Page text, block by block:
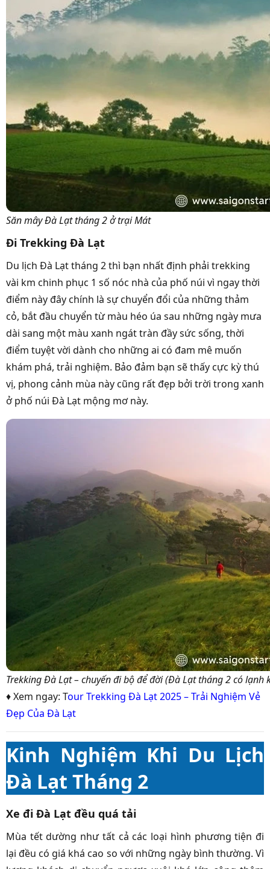
Săn mây Đà Lạt tháng 2 ở trại Mát
Đi Trekking Đà Lạt
Du lịch Đà Lạt tháng 2 thì bạn nhất định phải trekking
vài km chinh phục 1 số nóc nhà của phố núi vì ngay thời
điểm này đây chính là sự chuyển đổi của những thảm
cỏ, bắt đầu chuyển từ màu héo úa sau những ngày mưa
dài sang một màu xanh ngát tràn đầy sức sống, thời
điểm tuyệt vời dành cho những ai có đam mê muốn
khám phá, trải nghiệm. Bảo đảm bạn sẽ thấy cực kỳ thú
vị, phong cảnh mùa này cũng rất đẹp bởi trời trong xanh
ở phố núi Đà Lạt mộng mơ này.
Trekking Đà Lạt – chuyến đi bộ để đời (Đà Lạt tháng 2 có lạnh
♦ Xem ngay: Tour Trekking Đà Lạt 2025 – Trải Nghiệm Vẻ
Đẹp Của Đà Lạt
Kinh Nghiệm Khi Du Lịch
Đà Lạt Tháng 2
Xe đi Đà Lạt đều quá tải
Mùa tết dường như tất cả các loại hình phương tiện đi
lại đều có giá khá cao so với những ngày bình thường. Vì